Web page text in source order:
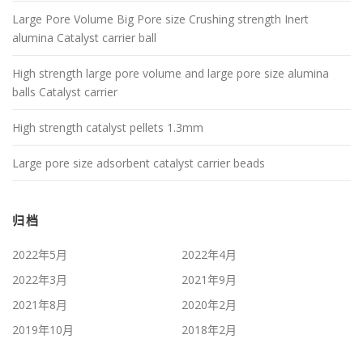
Large Pore Volume Big Pore size Crushing strength Inert
alumina Catalyst carrier ball
High strength large pore volume and large pore size alumina
balls Catalyst carrier
High strength catalyst pellets 1.3mm
Large pore size adsorbent catalyst carrier beads
归档
2022年5月
2022年4月
2022年3月
2021年9月
2021年8月
2020年2月
2019年10月
2018年2月